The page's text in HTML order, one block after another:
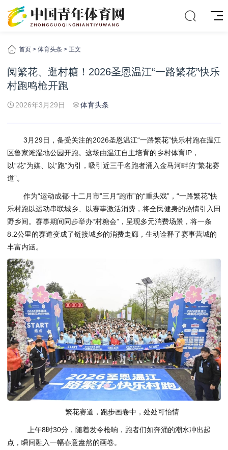
首页 > 体育头条 > 正文
阅繁花、逛村糖！2026圣恩温江“一路繁花”快乐
村跑鸣枪开跑
2026年3月29日 体育头条
3月29日，备受关注的2026圣恩温江“一路繁花”快乐村跑在温江
区鲁家滩湿地公园开跑。这场由温江自主培育的乡村体育IP，
以“花”为媒、以“跑”为引，吸引近三千名跑者涌入金马河畔的“繁花赛
道”。
作为“运动成都·十二月市”三月“跑市”的“重头戏”，“一路繁花”快
乐村跑以运动串联城乡、以赛事激活消费，将全民健身的热情引入田
野乡间。赛事期间同步举办“村糖会”，呈现多元消费场景，将一条
8.2公里的赛道变成了链接城乡的消费走廊，生动诠释了赛事营城的
丰富内涵。
繁花赛道，跑步画卷中，处处可怡情
上午8时30分，随着发令枪响，跑者们如奔涌的潮水冲出起
点，瞬间融入一幅春意盎然的画卷。